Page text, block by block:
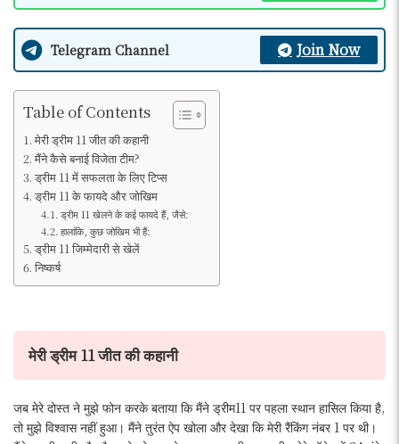
Telegram Channel Join Now
Table of Contents
मेरी ड्रीम 11 जीत की कहानी
मैंने कैसे बनाई विजेता टीम?
ड्रीम 11 में सफलता के लिए टिप्स
ड्रीम 11 के फायदे और जोखिम
ड्रीम 11 खेलने के कई फायदे हैं, जैसे:
हालांकि, कुछ जोखिम भी हैं:
ड्रीम 11 जिम्मेदारी से खेलें
निष्कर्ष
मेरी ड्रीम 11 जीत की कहानी
जब मेरे दोस्त ने मुझे फोन करके बताया कि मैंने ड्रीम11 पर पहला स्थान हासिल किया है,
तो मुझे विश्वास नहीं हुआ। मैंने तुरंत ऐप खोला और देखा कि मेरी रैंकिंग नंबर 1 पर थी।